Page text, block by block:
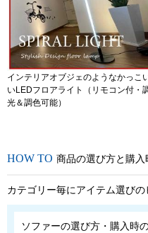
インテリアオブジェのようなかっこ
いLEDフロアライト（リモコン付・
光＆調色可能）
商品の選び方と購入
カテゴリー毎にアイテム選び
ソファーの選び方・購入時